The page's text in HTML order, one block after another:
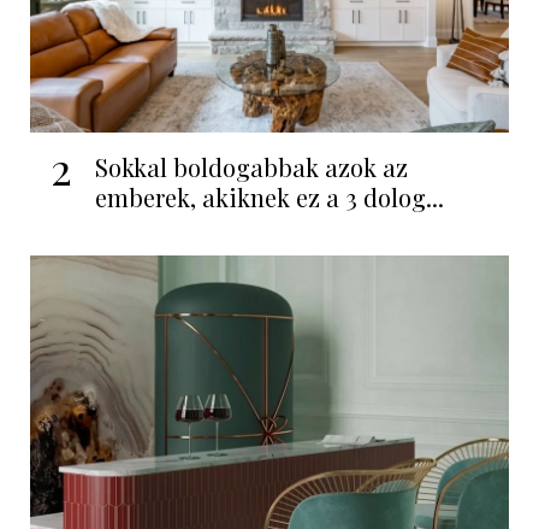
2
Sokkal boldogabbak azok az
emberek, akiknek ez a 3 dolog...